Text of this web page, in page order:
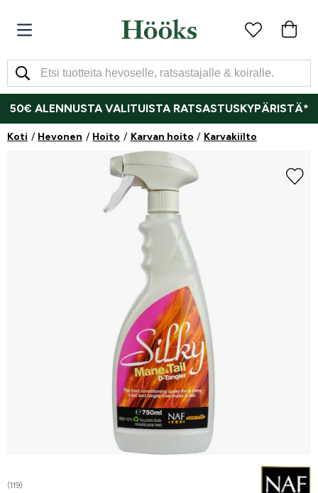
50€ ALENNUSTA VALITUISTA RATSASTUSKYPÄRISTÄ*
Koti Hevonen Hoito Karvan hoito Karvakiilto
(119)